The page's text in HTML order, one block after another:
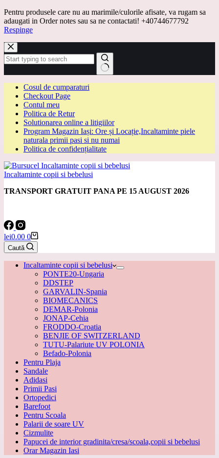
Pentru produsele care nu au marimile/culorile afisate, va rugam sa
adaugati in Order notes sau sa ne contactati! +40744677792
Respinge
Sari
la
conținut
rezultatCosul de cumparaturi
Checkout Page
Contul meu
Politica de Retur
Solutionarea online a litigiilor
Program Magazin Iași: Ore și Locație,Incaltaminte piele
naturala primii pasi si nu numai
Politica de confidențialitate
Incaltaminte copii si bebelusi
TRANSPORT GRATUIT PANA PE 15 AUGUST 2026
Coș
de
cumpărături
lei0.00 0
Caută
Incaltaminte copii si bebelusi
PONTE20-Ungaria
DDSTEP
GARVALIN-Spania
BIOMECANICS
DEMAR-Polonia
JONAP-Cehia
FRODDO-Croatia
BENJIE OF SWITZERLAND
TUTU-Palariute UV POLONIA
Befado-Polonia
Pentru Plaja
Sandale
Adidasi
Primii Pasi
Ortopedici
Barefoot
Pentru Scoala
Palarii de soare UV
Cizmulite
Papucei de interior gradinita/cresa/scoala,copii si bebelusi
Orar Magazin Iasi